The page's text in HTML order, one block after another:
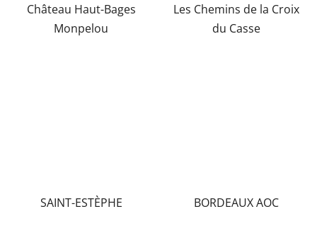
Château Haut-Bages
Monpelou
Les Chemins de la Croix
du Casse
SAINT-ESTÈPHE BORDEAUX AOC